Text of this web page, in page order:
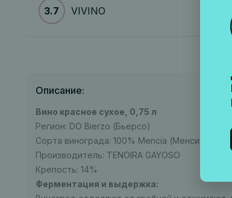
3.7 VIVINO
Описание:
Вино красное сухое, 0,75 л
Регион: DO Bierzo (Бьерcо)
Сорта винограда: 100% Mencia (Менсия)
Производитель: TENOIRA GAYOSO
Крепость: 14%
Ферментация и выдержка: